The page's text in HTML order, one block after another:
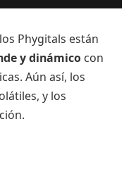
Phygitals están
y dinámico con
Aún así, los
y los